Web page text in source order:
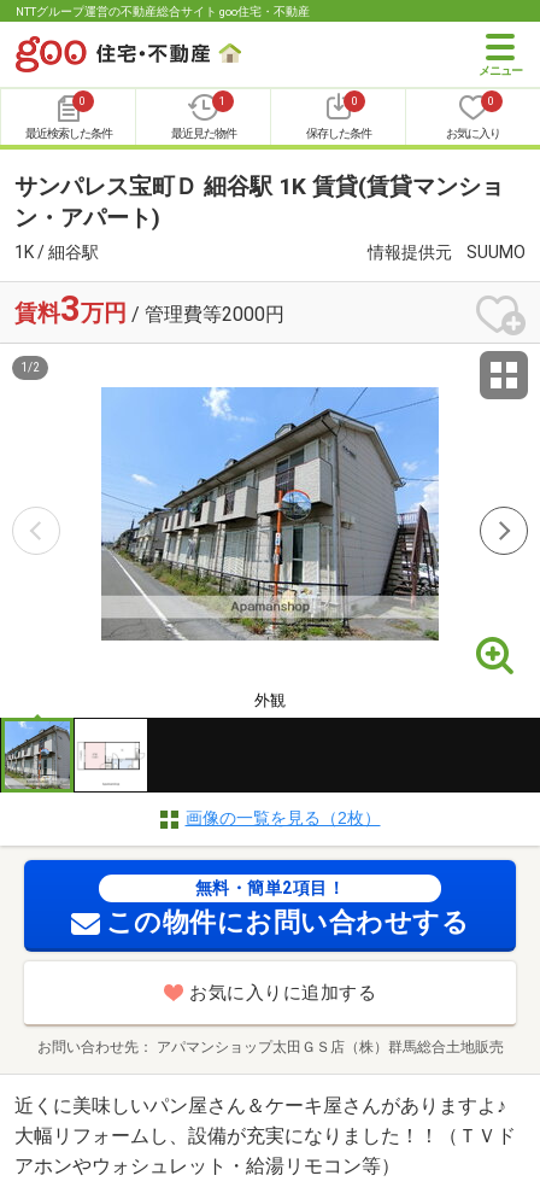
NTTグループ運営の不動産総合サイト goo住宅・不動産
0
最近検索した条件
1
最近見た物件
0
保存した条件
0
お気に入り
サンパレス宝町Ｄ 細谷駅 1K 賃貸(賃貸マンショ
ン・アパート)
1K / 細谷駅 情報提供元 SUUMO
賃料3万円 / 管理費等2000円
外観
1 /2
画像の一覧を見る（2枚）
無料・簡単2項目！
この物件にお問い合わせする
お気に入りに追加する
お問い合わせ先 アパマンショップ太田ＧＳ店（株）群馬総合土地販売
近くに美味しいパン屋さん＆ケーキ屋さんがありますよ♪
大幅リフォームし、設備が充実になりました！！（ＴＶド
アホンやウォシュレット・給湯リモコン等）